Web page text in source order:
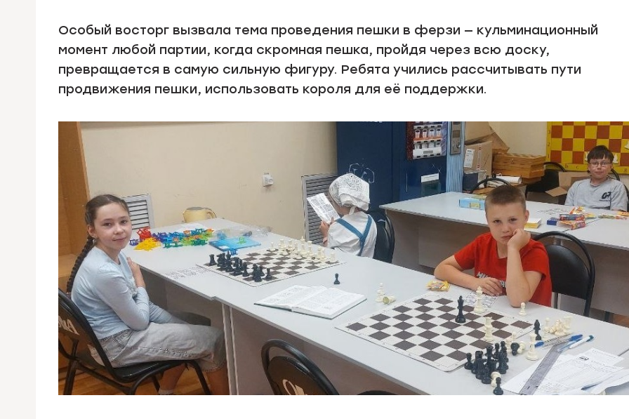
Особый восторг вызвала тема проведения пешки в ферзи — кульминационный
момент любой партии, когда скромная пешка, пройдя через всю доску,
превращается в самую сильную фигуру. Ребята учились рассчитывать пути
продвижения пешки, использовать короля для её поддержки.